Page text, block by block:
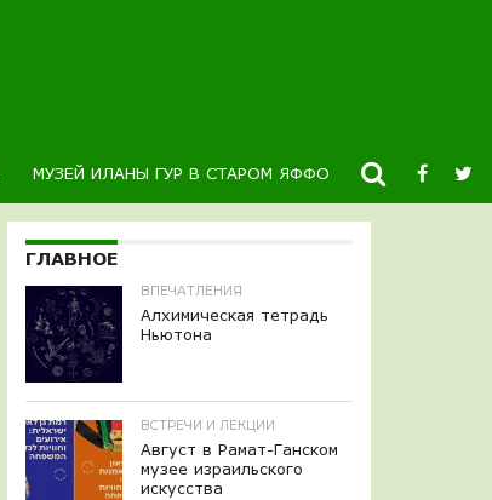
МУЗЕЙ ИЛАНЫ ГУР В СТАРОМ ЯФФО НОВОСТИ
ГЛАВНОЕ
ВПЕЧАТЛЕНИЯ
Алхимическая тетрадь
Ньютона
ВСТРЕЧИ И ЛЕКЦИИ
Август в Рамат-Ганском
музее израильского
искусства